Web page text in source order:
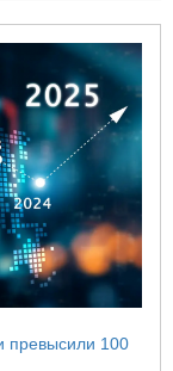
превысили 100